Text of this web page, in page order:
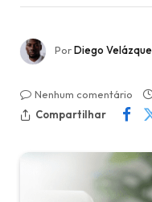
PorDiego
Nenhum comentário
Compartilhar